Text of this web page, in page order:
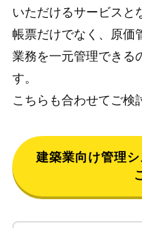
いただけるサービスと
帳票だけでなく、原価
業務を一元管理できる
す。
こちらも合わせてご検
建築業向け管理